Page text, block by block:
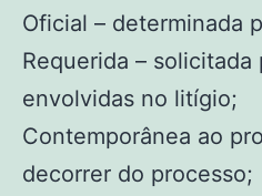
Oficial – determinada
Requerida – solicitada
envolvidas no litígio;
Contemporânea ao
decorrer do processo;